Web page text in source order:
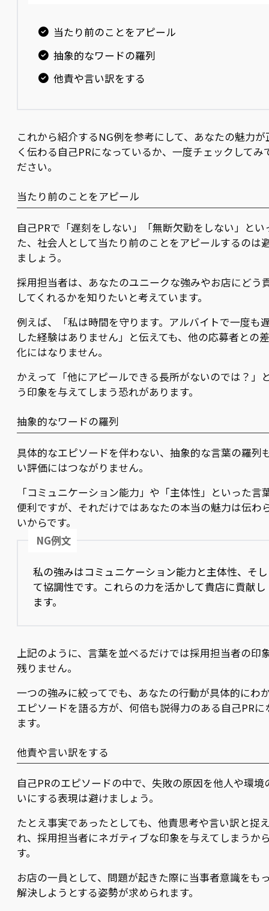
当たり前のことをアピール
抽象的なワードの羅列
他責や言い訳をする
これから紹介するNG例を参考にして、あなたの魅力が
く伝わる自己PRになっているか、一度チェックしてみ
ださい。
当たり前のことをアピール
自己PRで「遅刻をしない」「無断欠勤をしない」とい
た、社会人として当たり前のことをアピールするのは
ましょう。
採用担当者は、あなたのユニークな強みやお店にどう
してくれるかを知りたいと考えています。
例えば、「私は時間を守ります。アルバイトで一度も
した経験はありません」と伝えても、他の応募者との
化にはなりません。
かえって「他にアピールできる長所がないのでは？」
う印象を与えてしまう恐れがあります。
抽象的なワードの羅列
具体的なエピソードを伴わない、抽象的な言葉の羅列
い評価にはつながりません。
「コミュニケーション能力」や「主体性」といった言
便利ですが、それだけではあなたの本当の魅力は伝わ
いからです。
NG例文
私の強みはコミュニケーション能力と主体性、そし
て協調性です。これらの力を活かして貴店に貢献し
ます。
上記のように、言葉を並べるだけでは採用担当者の印
残りません。
一つの強みに絞ってでも、あなたの行動が具体的にわ
エピソードを語る方が、何倍も説得力のある自己PRに
ます。
他責や言い訳をする
自己PRのエピソードの中で、失敗の原因を他人や環境
いにする表現は避けましょう。
たとえ事実であったとしても、他責思考や言い訳と捉
れ、採用担当者にネガティブな印象を与えてしまうか
す。
お店の一員として、問題が起きた際に当事者意識をも
解決しようとする姿勢が求められます。